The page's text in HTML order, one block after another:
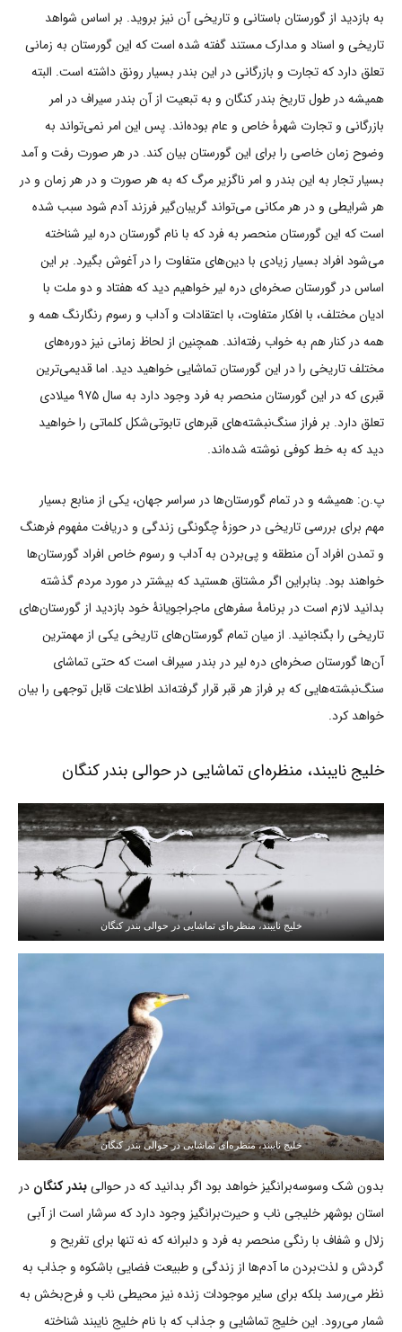
به بازدید از گورستان باستانی و تاریخی آن نیز بروید. بر اساس شواهد
تاریخی و اسناد و مدارک مستند گفته شده است که این گورستان به زمانی
تعلق دارد که تجارت و بازرگانی در این بندر بسیار رونق داشته است. البته
همیشه در طول تاریخ بندر کنگان و به تبعیت از آن بندر سیراف در امر
بازرگانی و تجارت شهرۀ خاص و عام بوده‌اند. پس این امر نمی‌تواند به
وضوح زمان خاصی را برای این گورستان بیان کند. در هر صورت رفت و آمد
بسیار تجار به این بندر و امر ناگزیر مرگ که به هر صورت و در هر زمان و در
هر شرایطی و در هر مکانی می‌تواند گریبان‌گیر فرزند آدم شود سبب شده
است که این گورستان منحصر به فرد که با نام گورستان دره لیر شناخته
می‌شود افراد بسیار زیادی با دین‌های متفاوت را در آغوش بگیرد. بر این
اساس در گورستان صخره‌ای دره لیر خواهیم دید که هفتاد و دو ملت با
ادیان مختلف، با افکار متفاوت، با اعتقادات و آداب و رسوم رنگارنگ همه و
همه در کنار هم به خواب رفته‌اند. همچنین از لحاظ زمانی نیز دوره‌های
مختلف تاریخی را در این گورستان تماشایی خواهید دید. اما قدیمی‌ترین
قبری که در این گورستان منحصر به فرد وجود دارد به سال ۹۷۵ میلادی
تعلق دارد. بر فراز سنگ‌نبشته‌های قبرهای تابوتی‌شکل کلماتی را خواهید
دید که به خط کوفی نوشته شده‌اند.
پ.ن: همیشه و در تمام گورستان‌ها در سراسر جهان، یکی از منابع بسیار
مهم برای بررسی تاریخی در حوزۀ چگونگی زندگی و دریافت مفهوم فرهنگ
و تمدن افراد آن منطقه و پی‌بردن به آداب و رسوم خاص افراد گورستان‌ها
خواهند بود. بنابراین اگر مشتاق هستید که بیشتر در مورد مردم گذشته
بدانید لازم است در برنامۀ سفرهای ماجراجویانۀ خود بازدید از گورستان‌های
تاریخی را بگنجانید. از میان تمام گورستان‌های تاریخی یکی از مهمترین
آن‌ها گورستان صخره‌ای دره لیر در بندر سیراف است که حتی تماشای
سنگ‌نبشته‌هایی که بر فراز هر قبر قرار گرفته‌اند اطلاعات قابل توجهی را بیان
خواهد کرد.
خلیج نایبند، منظره‌ای تماشایی در حوالی بندر کنگان
خلیج نایبند، منظره‌ای تماشایی در حوالی بندر کنگان
خلیج نایبند، منظره‌ای تماشایی در حوالی بندر کنگان
بدون شک وسوسه‌برانگیز خواهد بود اگر بدانید که در حوالیبندر کنگان در
استان بوشهر خلیجی ناب و حیرت‌برانگیز وجود دارد که سرشار است از آبی
زلال و شفاف با رنگی منحصر به فرد و دلبرانه که نه تنها برای تفریح و
گردش و لذت‌بردن ما آدم‌ها از زندگی و طبیعت فضایی باشکوه و جذاب به
نظر می‌رسد بلکه برای سایر موجودات زنده نیز محیطی ناب و فرح‌بخش به
شمار می‌رود. این خلیج تماشایی و جذاب که با نام خلیج نایبند شناخته